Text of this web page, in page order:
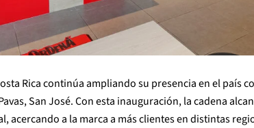
Rica continúa ampliando su presencia en el país
San José. Con esta inauguración, la cadena
acercando a la marca a más clientes en distintas